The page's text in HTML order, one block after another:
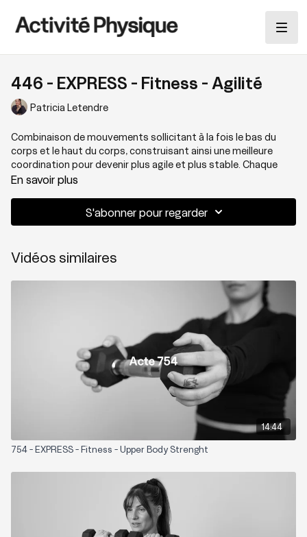
446 - EXPRESS - Fitness - Agilité
Patricia Letendre
Combinaison de mouvements sollicitant à la fois le bas du
corps et le haut du corps, construisant ainsi une meilleure
coordination pour devenir plus agile et plus stable. Chaque
exercice est fait une seule fois: 40 sec. sous tension, 20 sec.
Matériel nécessaire: Une paire de poids libres
Believe
En savoir plus
S'abonner pour regarder
Vidéos similaires
14:44
754 - EXPRESS - Fitness - Upper Body Strenght